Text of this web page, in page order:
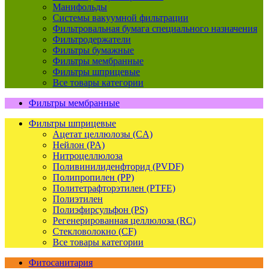
Манифольды
Системы вакуумной фильтрации
Фильтровальная бумага специального назначения
Фильтродержатели
Фильтры бумажные
Фильтры мембранные
Фильтры шприцевые
Все товары категории
Фильтры мембранные
Фильтры шприцевые
Ацетат целлюлозы (CA)
Нейлон (PA)
Нитроцеллюлоза
Поливинилиденфторид (PVDF)
Полипропилен (PP)
Политетрафторэтилен (PTFE)
Полиэтилен
Полиэфирсульфон (PS)
Регенерированная целлюлоза (RC)
Стекловолокно (CF)
Все товары категории
Фитосанитария